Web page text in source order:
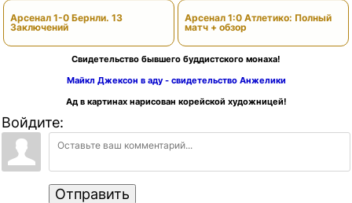
Арсенал 1-0 Бернли. 13
Заключений
Арсенал 1:0 Атлетико: Полный
матч + обзор
Свидетельство бывшего буддистского монаха!
Майкл Джексон в аду - свидетельство Анжелики
Ад в картинах нарисован корейской художницей!
Войдите:
Отправить